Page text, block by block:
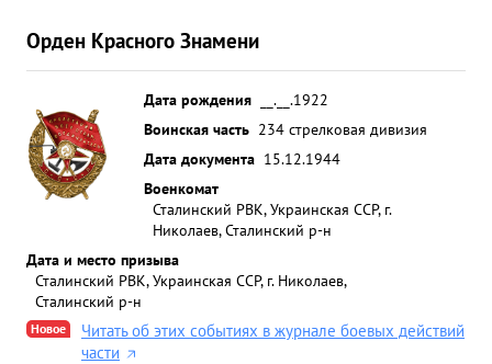
Орден Красного Знамени
Дата рождения
__.__.1922
Воинская часть 234 стрелковая дивизия
Дата документа 15.12.1944
Военкомат
Сталинский РВК, Украинская ССР, г.
Николаев, Сталинский р-н
Дата и место призыва
Сталинский РВК, Украинская ССР, г. Николаев,
Сталинский р-н
Новое
Читать об этих событиях в журнале боевых действий
части